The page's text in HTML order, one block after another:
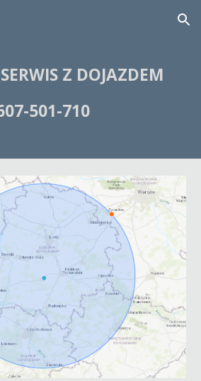
Skip to navigation
Z DOJAZDEM
501-710